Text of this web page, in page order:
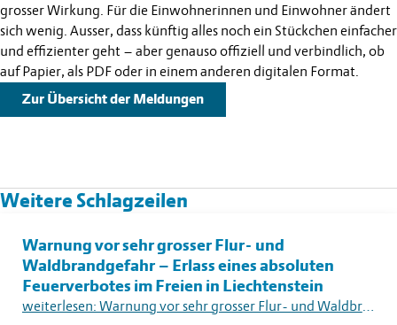
grosser Wirkung. Für die Einwohnerinnen und Einwohner ändert
sich wenig. Ausser, dass künftig alles noch ein Stückchen einfacher
und effizienter geht – aber genauso offiziell und verbindlich, ob
auf Papier, als PDF oder in einem anderen digitalen Format.
Zur Übersicht der Meldungen
Weitere Schlagzeilen
Warnung vor sehr grosser Flur- und
Waldbrandgefahr – Erlass eines absoluten
Feuerverbotes im Freien in Liechtenstein
weiterlesen: Warnung vor sehr grosser Flur- und Waldbrandgefahr – Erlass eines absoluten Feuerverbotes im Freien in Liechtenstein